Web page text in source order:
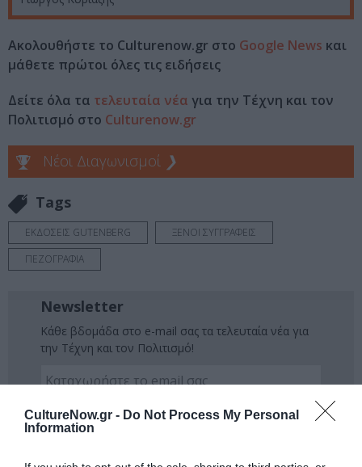
CultureNow.gr - Do Not Process My Personal
Information
Ακολουθήστε το Culturenow.gr στο Google News και
μάθετε πρώτοι όλες τις ειδήσεις
Δείτε όλα τα τελευταία νέα για την Τέχνη και τον
Πολιτισμό στο Culturenow.gr
Νέοι Διαγωνισμοί ❯
Tags
ΕΚΔΟΣΕΙΣ GUTENBERG
ΞΕΝΟΙ ΣΥΓΓΡΑΦΕΙΣ
ΠΕΖΟΓΡΑΦΙΑ
Newsletter
Κάθε βδομάδα στο e-mail σας τα τελευταία νέα για
την Τέχνη και τον Πολιτισμό!